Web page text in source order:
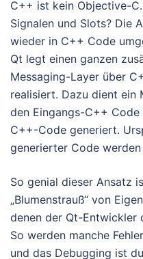
C++ ist kein Objective-
Signalen und Slots? Die
wieder in C++ Code
Qt legt einen ganzen
Messaging-Layer über
realisiert. Dazu dient ein
den Eingangs-C++
C++-Code generiert.
generierter Code
So genial dieser Ansatz
„Blumenstrauß“ von
denen der Qt-Entwickler
So werden manche
und das Debugging ist